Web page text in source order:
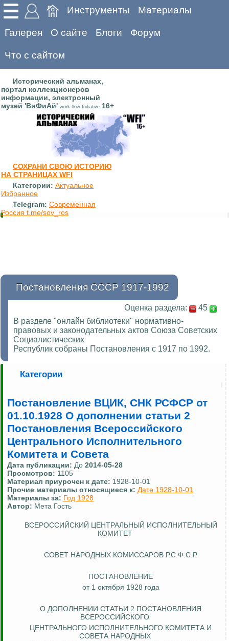
Инструменты Материалы
Галерея О сайте Блоги Форум
Что с сайтом
Исторический альманах,
портал коллекционеров
информации, электронный
музей 'ВиФиАй' work-flow-Initiative 16+
СОХРАНИ СВОЮ ИСТОРИЮ
НА СТРАНИЦАХ WFI
Категории: Актуальное
Избранное
Telegram: Современная
Россия t.me/sov_ros
Постановления СССР 1917-1992
Оценка раздела:
45
В разделе "онлайн библиотеки" нормативно-
правовых и законодательных актов Союза Советских
Социалистических
Республик собраны Постановления с 1917 по 1992.
Категории
Постановление ВЦИК, СНК РСФСР от
01.10.1928 О дополнении статьи 2
Постановления Всероссийского
Центрального Исполнительного
Комитета и Совета
Дата публикации: До 2014-05-28
Просмотров: 1105
Материал приурочен к дате: 1928-10-01
Прочие материалы относящиеся к: Дате 1928-10-01
Материалы за: Год 1928
Автор: Мета Гость
ВСЕРОССИЙСКИЙ ЦЕНТРАЛЬНЫЙ ИСПОЛНИТЕЛЬНЫЙ
КОМИТЕТ
СОВЕТ НАРОДНЫХ КОМИССАРОВ Р.С.Ф.С.Р.
ПОСТАНОВЛЕНИЕ
от 1 октября 1928 года
О ДОПОЛНЕНИИ СТАТЬИ 2 ПОСТАНОВЛЕНИЯ
ВСЕРОССИЙСКОГО
ЦЕНТРАЛЬНОГО ИСПОЛНИТЕЛЬНОГО КОМИТЕТА И
СОВЕТА НАРОДНЫХ